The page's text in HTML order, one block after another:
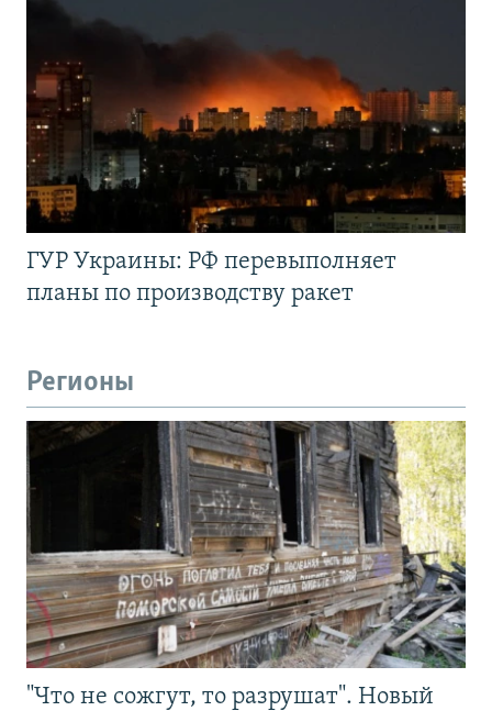
ГУР Украины: РФ перевыполняет
планы по производству ракет
Регионы
"Что не сожгут, то разрушат". Новый